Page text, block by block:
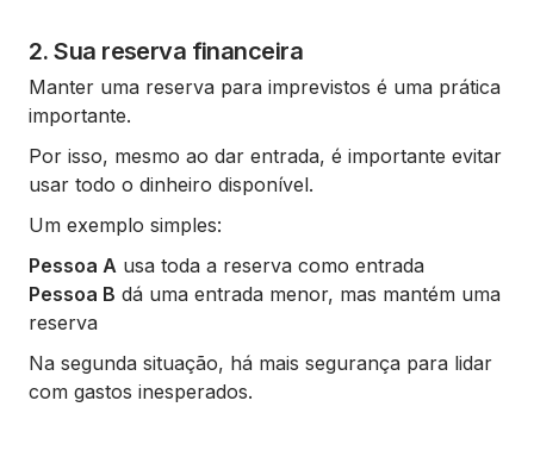
2. Sua reserva financeira
Manter uma reserva para imprevistos é uma prática
importante.
Por isso, mesmo ao dar entrada, é importante evitar
usar todo o dinheiro disponível.
Um exemplo simples:
Pessoa A usa toda a reserva como entrada
Pessoa B dá uma entrada menor, mas mantém uma
reserva
Na segunda situação, há mais segurança para lidar
com gastos inesperados.